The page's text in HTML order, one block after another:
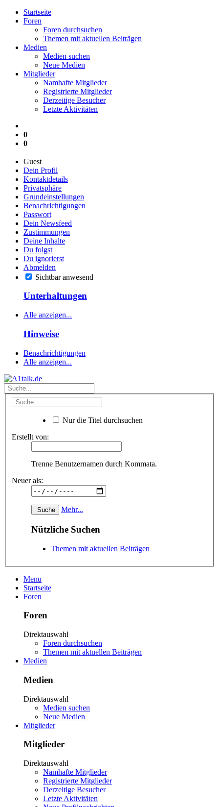
Startseite
Foren
Foren durchsuchen
Themen mit aktuellen Beiträgen
Medien
Medien suchen
Neue Medien
Mitglieder
Namhafte Mitglieder
Registrierte Mitglieder
Derzeitige Besucher
Letzte Aktivitäten
0
0
Guest
Dein Profil
Kontaktdetails
Privatsphäre
Grundeinstellungen
Benachrichtigungen
Passwort
Dein Newsfeed
Zustimmungen
Deine Inhalte
Du folgst
Du ignorierst
Abmelden
Sichtbar anwesend
Unterhaltungen
Alle anzeigen...
Hinweise
Benachrichtigungen
Alle anzeigen...
Nur die Titel durchsuchen
Erstellt von:
Trenne Benutzernamen durch Kommata.
Neuer als:
Mehr...
Nützliche Suchen
Themen mit aktuellen Beiträgen
Menu
Startseite
Foren
Foren
Direktauswahl
Foren durchsuchen
Themen mit aktuellen Beiträgen
Medien
Medien
Direktauswahl
Medien suchen
Neue Medien
Mitglieder
Mitglieder
Direktauswahl
Namhafte Mitglieder
Registrierte Mitglieder
Derzeitige Besucher
Letzte Aktivitäten